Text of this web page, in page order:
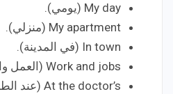
My day (يومي).
My apartment (منزلي).
In town (في المدينة).
Work and jobs (العمل والوظيفة).
At the doctor’s (عند الطبيب).